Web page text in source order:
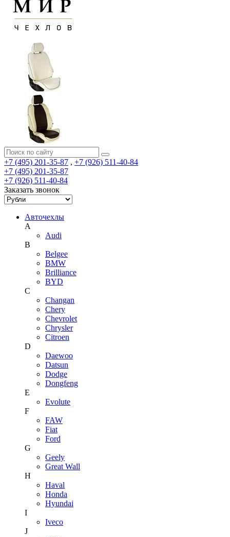
+7 (495) 201-35-87 , +7 (926) 511-40-84
+7 (495) 201-35-87
+7 (926) 511-40-84
Заказать звонок
Авточехлы
A
Audi
B
Belgee
BMW
Brilliance
BYD
C
Changan
Chery
Chevrolet
Chrysler
Citroen
D
Daewoo
Datsun
Dodge
Dongfeng
E
Evolute
F
FAW
Fiat
Ford
G
Geely
Great Wall
H
Haval
Honda
Hyundai
I
Iveco
J